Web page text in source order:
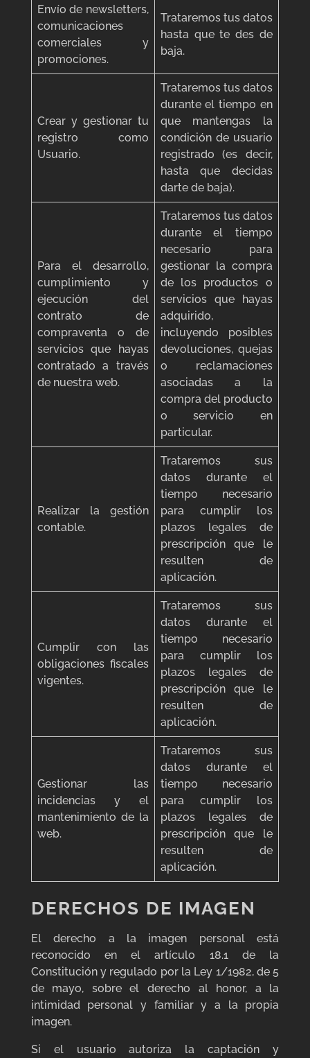
Envío de newsletters,
comunicaciones
comerciales y
promociones.
Trataremos tus datos
hasta que te des de
baja.
Crear y gestionar tu
registro como
Usuario.
Trataremos tus datos
durante el tiempo en
que mantengas la
condición de usuario
registrado (es decir,
hasta que decidas
darte de baja).
Para el desarrollo,
cumplimiento y
ejecución del
contrato de
compraventa o de
servicios que hayas
contratado a través
de nuestra web.
Trataremos tus datos
durante el tiempo
necesario para
gestionar la compra
de los productos o
servicios que hayas
adquirido,
incluyendo posibles
devoluciones, quejas
o reclamaciones
asociadas a la
compra del producto
o servicio en
particular.
Realizar la gestión
contable.
Trataremos sus
datos durante el
tiempo necesario
para cumplir los
plazos legales de
prescripción que le
resulten de
aplicación.
Cumplir con las
obligaciones fiscales
vigentes.
Trataremos sus
datos durante el
tiempo necesario
para cumplir los
plazos legales de
prescripción que le
resulten de
aplicación.
Gestionar las
incidencias y el
mantenimiento de la
web.
Trataremos sus
datos durante el
tiempo necesario
para cumplir los
plazos legales de
prescripción que le
resulten de
aplicación.
DERECHOS DE IMAGEN
El derecho a la imagen personal está
reconocido en el artículo 18.1 de la
Constitución y regulado por la Ley 1/1982, de 5
de mayo, sobre el derecho al honor, a la
intimidad personal y familiar y a la propia
imagen.
Si el usuario autoriza la captación y